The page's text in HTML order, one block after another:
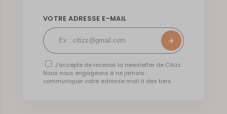
VOTRE ADRESSE E-MAIL
J’accepte de recevoir la newsletter de Citizz.
Nous nous engageons à ne jamais
communiquer votre adresse mail à des tiers.